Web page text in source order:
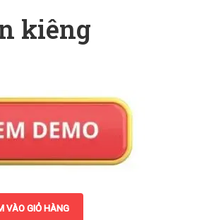
kiêng
VÀO GIỎ HÀNG